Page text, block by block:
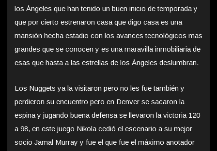
los Ángeles que han tenido un buen inicio de temporada y
que por cierto estrenaron casa que digo casa es una
mansión hecha estadio con los avances tecnológicos mas
grandes que se conocen y es una maravilla inmobiliaria de
esas que hasta a las estrellas de los Ángeles deslumbran.
Los Nuggets ya la visitaron pero no les fue también y
perdieron su encuentro pero en Denver se sacaron la
espina y jugando buena defensa se llevaron la victoria 120
a 98, en este juego Nikola cedió el escenario a su mejor
socio Jamal Murray y fue el que fue el máximo anotador